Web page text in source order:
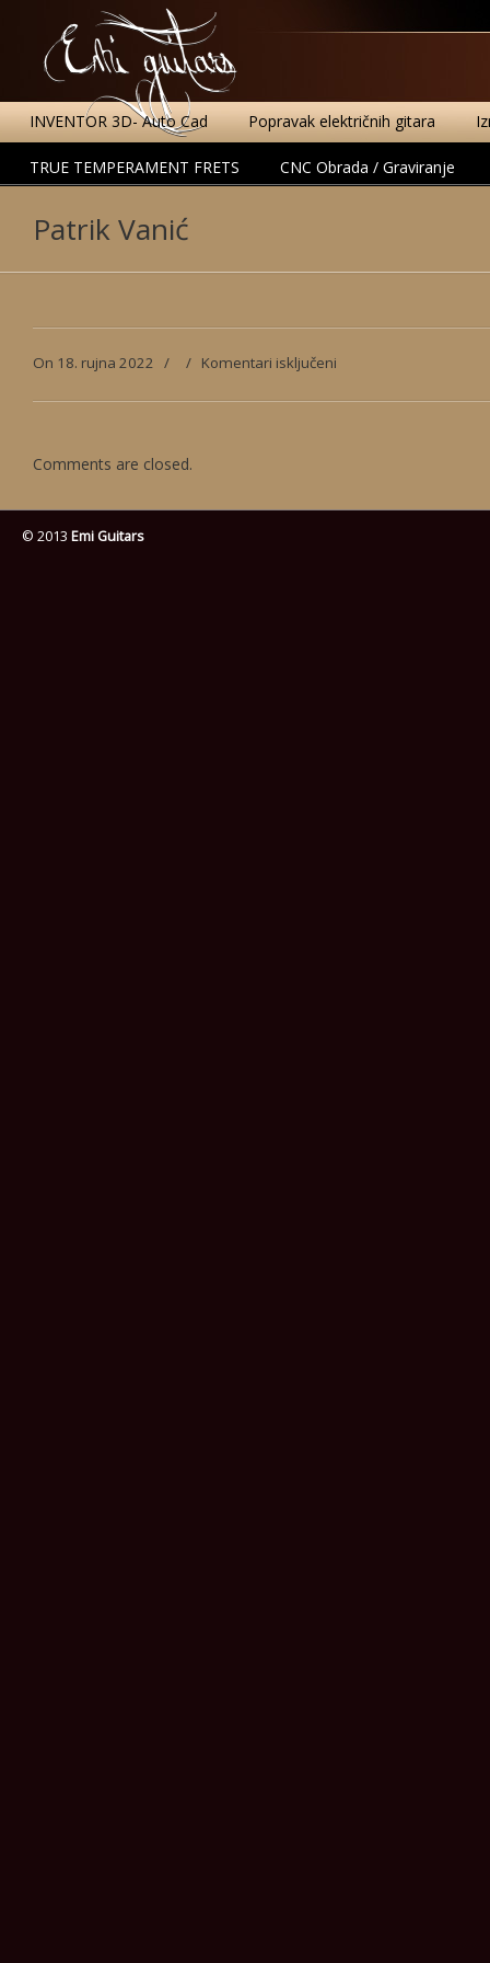
INVENTOR 3D- Auto Cad Popravak električnih gitara
TRUE TEMPERAMENT FRETS CNC Obrada / Graviranje
Patrik Vanić
On 18. rujna 2022 / / Komentari isključeni
Comments are closed.
© 2013 Emi Guitars